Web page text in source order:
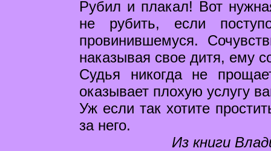
Рубил и плакал! Вот
не рубить, если
провинившемуся.
наказывая свое дитя, ему
Судья никогда не
оказывает плохую услугу
Уж если так хотите
за него.
Из книги